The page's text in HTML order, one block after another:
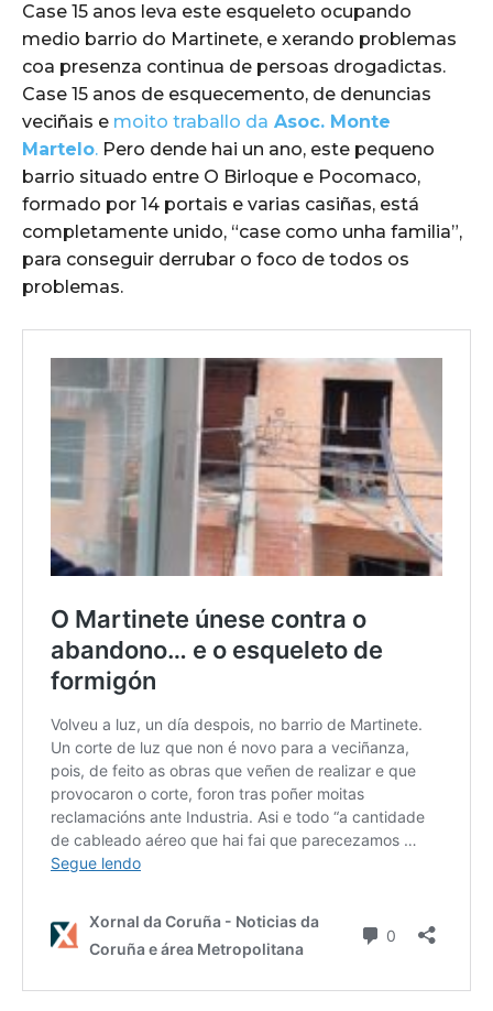
Case 15 anos leva este esqueleto ocupando
medio barrio do Martinete, e xerando problemas
coa presenza continua de persoas drogadictas.
Case 15 anos de esquecemento, de denuncias
veciñais e moito traballo da Asoc. Monte
Martelo. Pero dende hai un ano, este pequeno
barrio situado entre O Birloque e Pocomaco,
formado por 14 portais e varias casiñas, está
completamente unido, “case como unha familia”,
para conseguir derrubar o foco de todos os
problemas.